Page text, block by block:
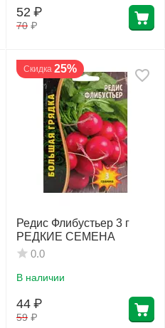
70 ₽
52 ₽
Скидка 25%
Редис Флибустьер 3 г
РЕДКИЕ СЕМЕНА
0.0
В наличии
59 ₽
44 ₽